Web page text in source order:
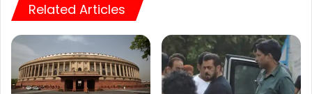
Related Articles